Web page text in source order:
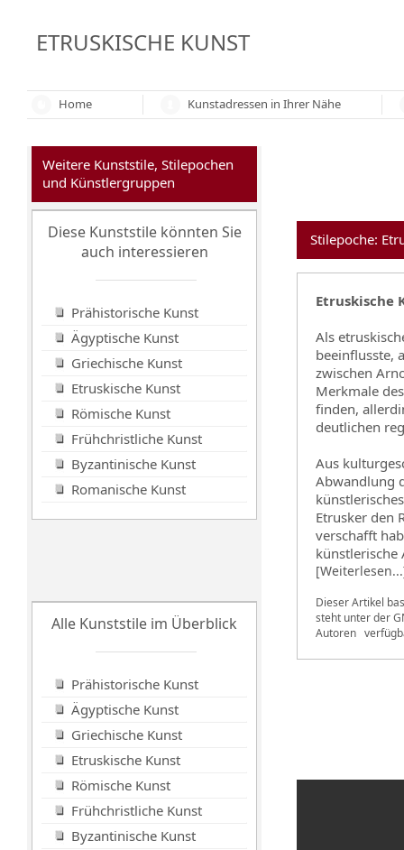
ETRUSKISCHE KUNST
Home Kunstadressen in Ihrer Nähe
Stilepoche:
Etruskische
Als
beeinflusste,
zwischen
Merkmale
finden,
deutlichen
Aus
Abwandlung
Etrusker den
verschafft
künstlerische
Dieser Artikel
steht unter der
Autoren
Weitere Kunststile, Stilepochen
und Künstlergruppen
Diese Kunststile könnten Sie
auch interessieren
Prähistorische Kunst
Ägyptische Kunst
Griechische Kunst
Etruskische Kunst
Römische Kunst
Frühchristliche Kunst
Byzantinische Kunst
Romanische Kunst
Alle Kunststile im Überblick
Prähistorische Kunst
Ägyptische Kunst
Griechische Kunst
Etruskische Kunst
Römische Kunst
Frühchristliche Kunst
Byzantinische Kunst